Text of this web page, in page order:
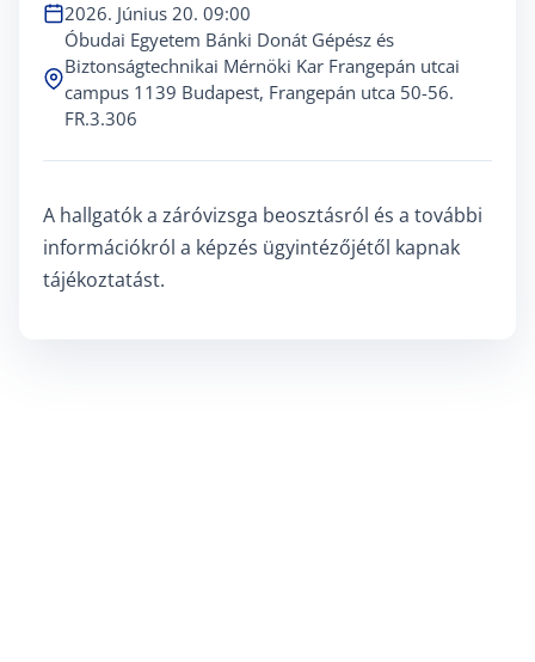
2026. Június 20. 09:00
Óbudai Egyetem Bánki Donát Gépész és
Biztonságtechnikai Mérnöki Kar Frangepán utcai
campus 1139 Budapest, Frangepán utca 50-56.
FR.3.306
A hallgatók a záróvizsga beosztásról és a további
információkról a képzés ügyintézőjétől kapnak
tájékoztatást.